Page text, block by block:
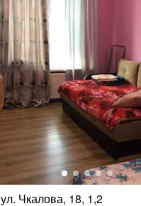
ул. Чкалова, 18, 1,2